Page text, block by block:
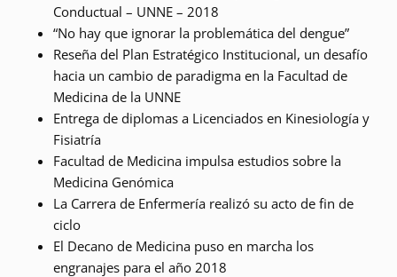
Conductual – UNNE – 2018
“No hay que ignorar la problemática del dengue”
Reseña del Plan Estratégico Institucional, un desafío
hacia un cambio de paradigma en la Facultad de
Medicina de la UNNE
Entrega de diplomas a Licenciados en Kinesiología y
Fisiatría
Facultad de Medicina impulsa estudios sobre la
Medicina Genómica
La Carrera de Enfermería realizó su acto de fin de
ciclo
El Decano de Medicina puso en marcha los
engranajes para el año 2018